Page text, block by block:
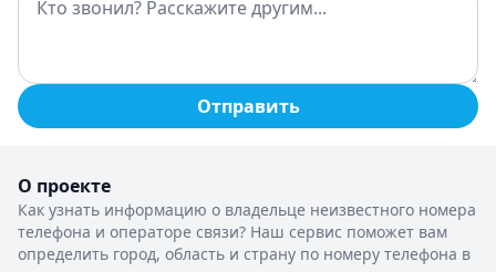
Отправить
О проекте
Как узнать информацию о владельце неизвестного номера
телефона и операторе связи? Наш сервис поможет вам
определить город, область и страну по номеру телефона в